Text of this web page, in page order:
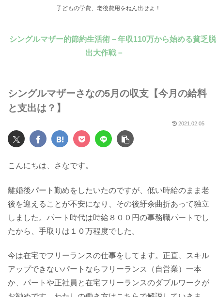
子どもの学費、老後費用をねん出せよ！
シングルマザー的節約生活術－年収110万から始める貧乏脱
出大作戦－
シングルマザーさなの5月の収支【今月の給料
と支出は？】
2021.02.05
こんにちは、さなです。
離婚後パート勤めをしたいたのですが、低い時給のまま老
後を迎えることが不安になり、その後紆余曲折あって独立
しました。パート時代は時給８００円の事務職パートでし
たから、手取りは１０万程度でした。
今は在宅でフリーランスの仕事をしてます。正直、スキル
アップできないパートならフリーランス（自営業）一本
か、パートや正社員と在宅フリーランスのダブルワークが